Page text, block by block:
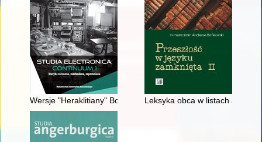
Wersje "Heraklitiany" Bogusława Schaeffera
Leksyka obca w listach